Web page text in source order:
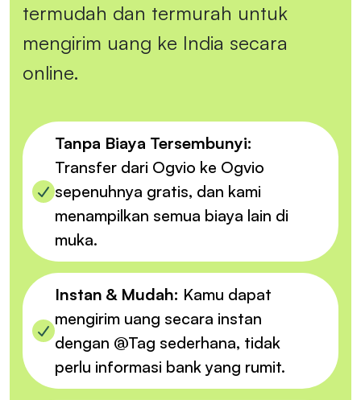
termudah dan termurah untuk
mengirim uang ke India secara
online.
Tanpa Biaya Tersembunyi:
Transfer dari Ogvio ke Ogvio
sepenuhnya gratis, dan kami
menampilkan semua biaya lain di
muka.
Instan & Mudah: Kamu dapat
mengirim uang secara instan
dengan @Tag sederhana, tidak
perlu informasi bank yang rumit.